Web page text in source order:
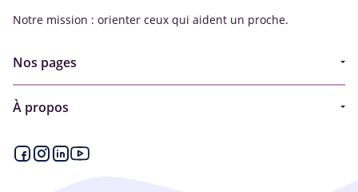
Notre mission : orienter ceux qui aident un proche.
Nos pages
Aides financières et congés
À propos
Qui sommes-nous ?